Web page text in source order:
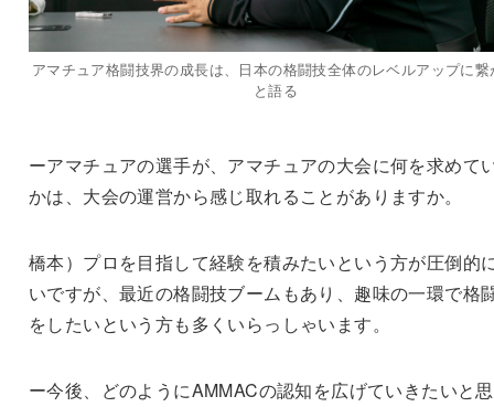
アマチュア格闘技界の成長は、日本の格闘技全体のレベルアップに繋
と語る
ーアマチュアの選手が、アマチュアの大会に何を求めて
かは、大会の運営から感じ取れることがありますか。
橋本）プロを目指して経験を積みたいという方が圧倒的
いですが、最近の格闘技ブームもあり、趣味の一環で格
をしたいという方も多くいらっしゃいます。
ー今後、どのようにAMMACの認知を広げていきたいと